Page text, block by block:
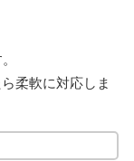
柔軟に対応しま